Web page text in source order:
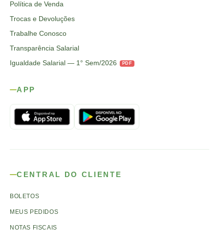
Política de Venda
Trocas e Devoluções
Trabalhe Conosco
Transparência Salarial
Igualdade Salarial — 1° Sem/2026
PDF
APP
CENTRAL DO CLIENTE
BOLETOS
MEUS PEDIDOS
NOTAS FISCAIS